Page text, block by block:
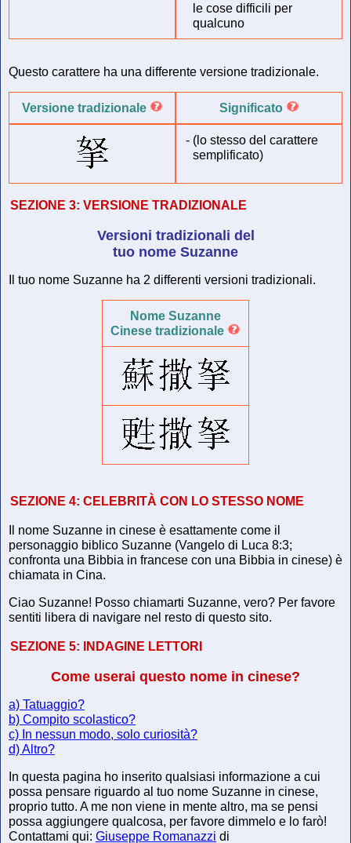
le cose difficili per
qualcuno
Questo carattere ha una differente versione tradizionale.
Versione tradizionale Significato
- (lo stesso del carattere
semplificato)
SEZIONE 3: VERSIONE TRADIZIONALE
Versioni tradizionali del
tuo nome Suzanne
Il tuo nome Suzanne ha 2 differenti versioni tradizionali.
Nome Suzanne
Cinese tradizionale
SEZIONE 4: CELEBRITÀ CON LO STESSO NOME
Il nome Suzanne in cinese è esattamente come il
personaggio biblico Suzanne (Vangelo di Luca 8:3;
confronta una Bibbia in francese con una Bibbia in cinese) è
chiamata in Cina.
Ciao Suzanne! Posso chiamarti Suzanne, vero? Per favore
sentiti libera di navigare nel resto di questo sito.
SEZIONE 5: INDAGINE LETTORI
Come userai questo nome in cinese?
a) Tatuaggio?
b) Compito scolastico?
c) In nessun modo, solo curiosità?
d) Altro?
In questa pagina ho inserito qualsiasi informazione a cui
possa pensare riguardo al tuo nome Suzanne in cinese,
proprio tutto. A me non viene in mente altro, ma se pensi
possa aggiungere qualcosa, per favore dimmelo e lo farò!
Contattami qui: Giuseppe Romanazzi di